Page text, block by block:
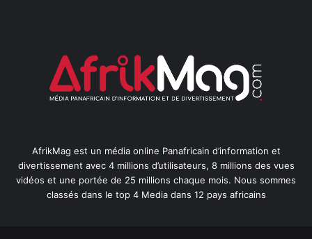
AfrikMag est un média online Panafricain d’information et
divertissement avec 4 millions d’utilisateurs, 8 millions des vues
vidéos et une portée de 25 millions chaque mois. Nous sommes
classés dans le top 4 Media dans 12 pays africains